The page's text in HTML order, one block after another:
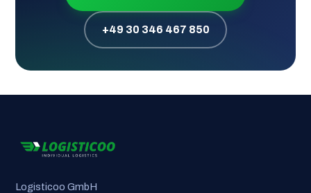
+49 30 346 467 850
Logisticoo GmbH